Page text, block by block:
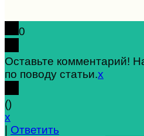
0
Оставьте комментарий!
по поводу статьи.x
()
x
Ответить